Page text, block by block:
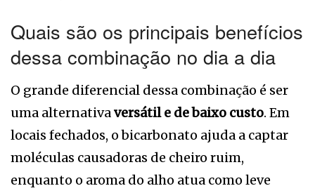
Quais são os principais benefícios
dessa combinação no dia a dia
O grande diferencial dessa combinação é ser
uma alternativaversátil e de baixo custo. Em
locais fechados, o bicarbonato ajuda a captar
moléculas causadoras de cheiro ruim,
enquanto o aroma do alho atua como leve